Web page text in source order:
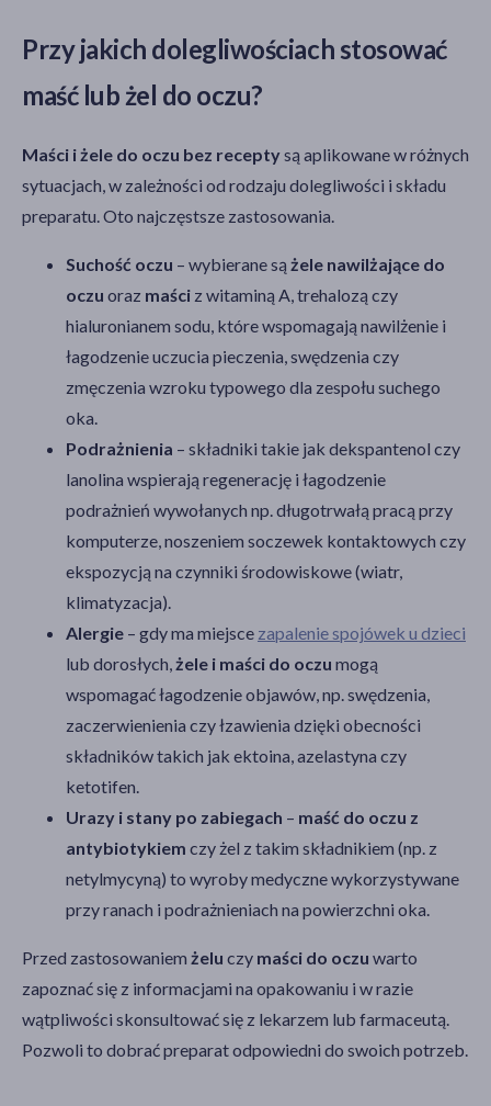
Przy jakich dolegliwościach stosować
maść lub żel do oczu?
Maści i żele do oczu bez receptysą aplikowane w różnych
sytuacjach, w zależności od rodzaju dolegliwości i składu
preparatu. Oto najczęstsze zastosowania.
Suchość oczu – wybierane są żele nawilżające do
oczu oraz maści z witaminą A, trehalozą czy
hialuronianem sodu, które wspomagają nawilżenie i
łagodzenie uczucia pieczenia, swędzenia czy
zmęczenia wzroku typowego dla zespołu suchego
oka.
Podrażnienia – składniki takie jak dekspantenol czy
lanolina wspierają regenerację i łagodzenie
podrażnień wywołanych np. długotrwałą pracą przy
komputerze, noszeniem soczewek kontaktowych czy
ekspozycją na czynniki środowiskowe (wiatr,
klimatyzacja).
Alergie – gdy ma miejsce zapalenie spojówek u dzieci
lub dorosłych,żele i maści do oczu mogą
wspomagać łagodzenie objawów, np. swędzenia,
zaczerwienienia czy łzawienia dzięki obecności
składników takich jak ektoina, azelastyna czy
ketotifen.
Urazy i stany po zabiegach – maść do oczu z
antybiotykiem czy żel z takim składnikiem (np. z
netylmycyną) to wyroby medyczne wykorzystywane
przy ranach i podrażnieniach na powierzchni oka.
Przed zastosowaniem żelu czy maści do oczu warto
zapoznać się z informacjami na opakowaniu i w razie
wątpliwości skonsultować się z lekarzem lub farmaceutą.
Pozwoli to dobrać preparat odpowiedni do swoich potrzeb.